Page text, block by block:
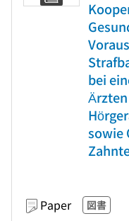
bei
sowie
Paper 図書